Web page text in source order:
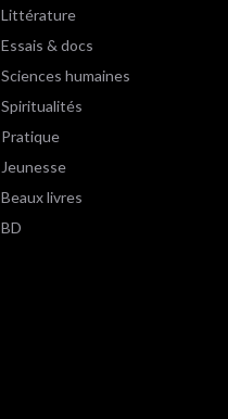
Littérature
Essais & docs
Sciences humaines
Spiritualités
Pratique
Jeunesse
Beaux livres
BD